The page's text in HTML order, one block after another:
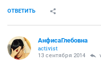
ОТВЕТИТЬ
АнфисаГлебовна
activist
13 сентября 2014